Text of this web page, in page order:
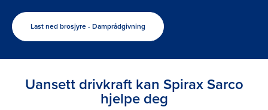
Last ned brosjyre - Damprådgivning
Uansett drivkraft kan Spirax Sarco
hjelpe deg